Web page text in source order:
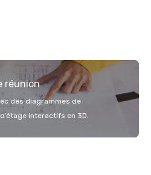
réunion
des diagrammes de
interactifs en 3D.